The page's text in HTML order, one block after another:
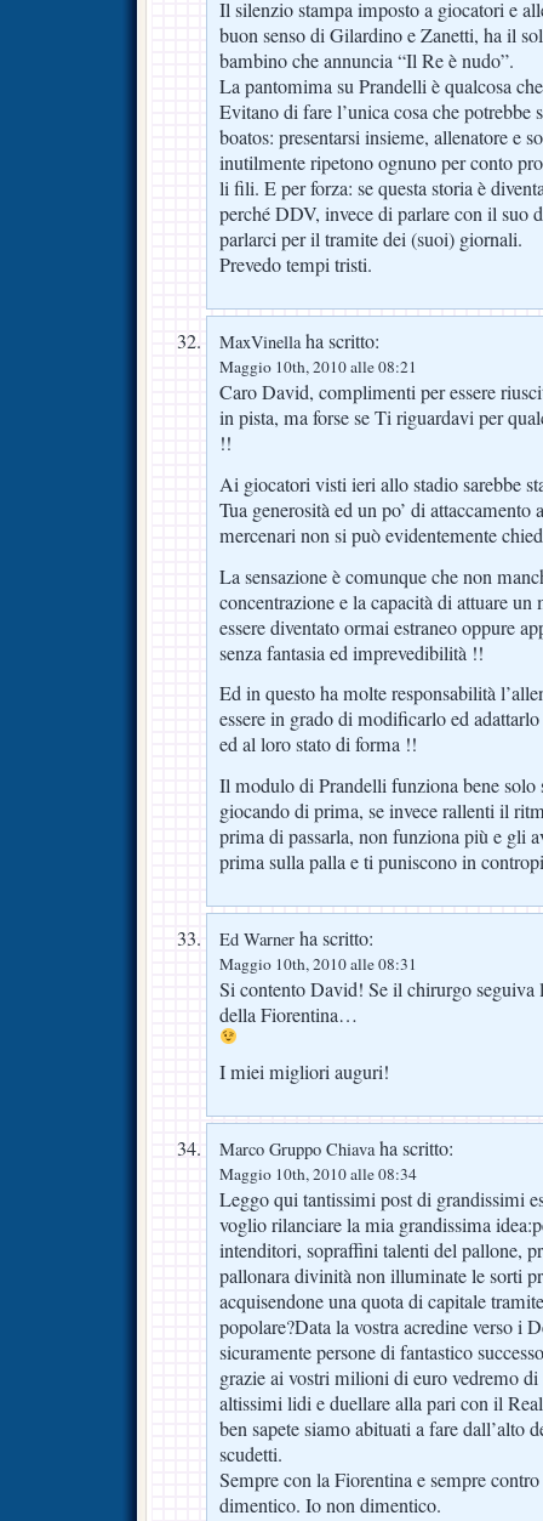
Il silenzio stampa imposto a giocatori e
buon senso di Gilardino e Zanetti, ha il
bambino che annuncia “Il Re è nudo”.
La pantomima su Prandelli è qualcosa
Evitano di fare l’unica cosa che potrebbe
boatos: presentarsi insieme, allenatore e
inutilmente ripetono ognuno per conto
li fili. E per forza: se questa storia è
perché DDV, invece di parlare con il suo
parlarci per il tramite dei (suoi) giornali.
Prevedo tempi tristi.
MaxVinellaha scritto:
Maggio 10th, 2010 alle 08:21
Caro David, complimenti per essere
in pista, ma forse se Ti riguardavi per
!!
Ai giocatori visti ieri allo stadio sarebbe
Tua generosità ed un po’ di
mercenari non si può evidentemente
La sensazione è comunque che non
concentrazione e la capacità di attuare
essere diventato ormai estraneo oppure
senza fantasia ed imprevedibilità !!
Ed in questo ha molte responsabilità
essere in grado di modificarlo ed
ed al loro stato di forma !!
Il modulo di Prandelli funziona bene solo
giocando di prima, se invece rallenti il
prima di passarla, non funziona più e gli
prima sulla palla e ti puniscono in
Ed Warner ha scritto:
Maggio 10th, 2010 alle 08:31
Si contento David! Se il chirurgo seguiva
della Fiorentina…
I miei migliori auguri!
Marco Gruppo Chiavaha scritto:
Maggio 10th, 2010 alle 08:34
Leggo qui tantissimi post di grandissimi
voglio rilanciare la mia grandissima
intenditori, sopraffini talenti del pallone,
pallonara divinità non illuminate le sorti
acquisendone una quota di capitale
popolare?Data la vostra acredine verso i
sicuramente persone di fantastico
grazie ai vostri milioni di euro vedremo
altissimi lidi e duellare alla pari con il
ben sapete siamo abituati a fare dall’alto
scudetti.
Sempre con la Fiorentina e sempre
dimentico. Io non dimentico.